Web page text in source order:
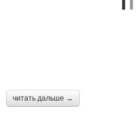
читать дальше →